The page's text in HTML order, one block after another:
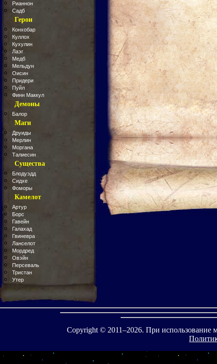
Рианнон
Садб
Герои
Конхобар
Куллох
Кухулин
Лаэг
Медб
Мельдун
Оисин
Придери
Пуйл
Финн Маккул
Демоны
Балор
Маги
Друиды
Мерлин
Моргана
Талиесин
Существа
Блодуэдд
Сидхе
Фоморы
Камелот
Артур
Борс
Гавейн
Галахад
Гвиневра
Ланселот
Мордред
Овэйн
Персеваль
Тристан
Утер
Copyright © 2011–2026. При использование